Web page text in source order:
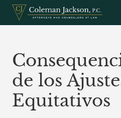
Saltar
contenido
de los
Equitativos